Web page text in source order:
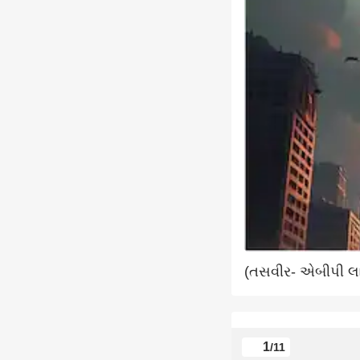
(તસવીર- એબીપી
1/11